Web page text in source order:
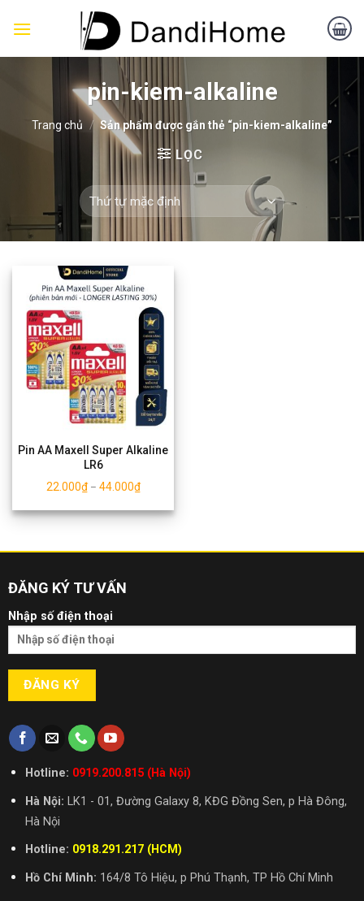
pin-kiem-alkaline
Trang chủ / Sản phẩm được gắn thẻ “pin-kiem-alkaline”
LỌC
Pin AA Maxell Super Alkaline
LR6
22.000₫– 44.000₫
ĐĂNG KÝ TƯ VẤN
Nhập số điện thoại
Hotline: 0919.200.815 (Hà Nội)
Hà Nội: LK1 - 01, Đường Galaxy 8, KĐG Đồng Sen, p Hà Đông,
Hà Nội
Hotline: 0918.291.217 (HCM)
Hồ Chí Minh: 164/8 Tô Hiệu, p Phú Thạnh, TP Hồ Chí Minh